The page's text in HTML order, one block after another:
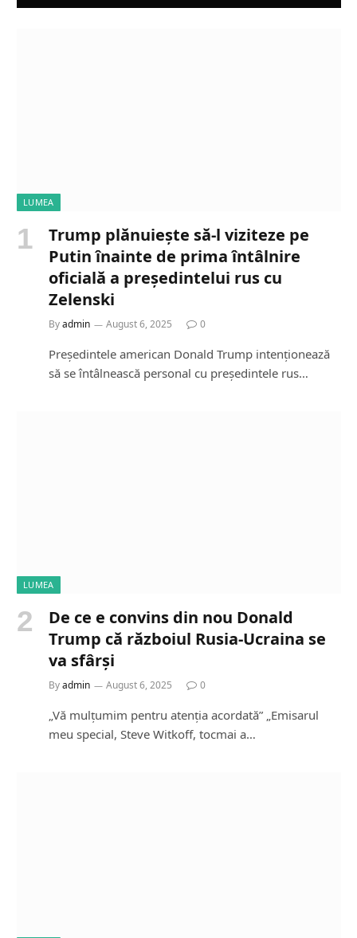
LUMEA
Trump plănuiește să-l viziteze pe
Putin înainte de prima întâlnire
oficială a președintelui rus cu
Zelenski
Byadmin August 6, 2025 0
Președintele american Donald Trump intenționează
să se întâlnească personal cu președintele rus…
LUMEA
De ce e convins din nou Donald
Trump că războiul Rusia-Ucraina se
va sfârși
Byadmin August 6, 2025 0
„Vă mulțumim pentru atenția acordată” „Emisarul
meu special, Steve Witkoff, tocmai a…